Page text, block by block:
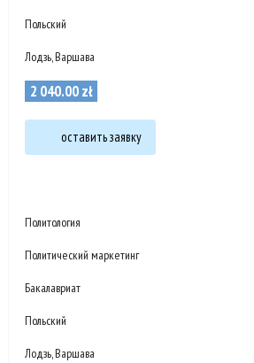
Польский
Лодзь, Варшава
2 040.00zł
оставить заявку
Политология
Политический маркетинг
Бакалавриат
Польский
Лодзь, Варшава